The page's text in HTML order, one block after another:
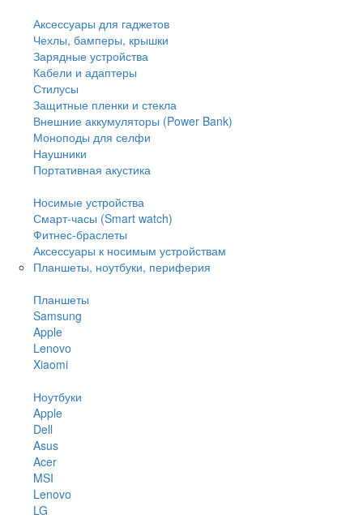
Аксессуары для гаджетов
Чехлы, бамперы, крышки
Зарядные устройства
Кабели и адаптеры
Стилусы
Защитные пленки и стекла
Внешние аккумуляторы (Power Bank)
Моноподы для селфи
Наушники
Портативная акустика
Носимые устройства
Смарт-часы (Smart watch)
Фитнес-браслеты
Аксессуары к носимым устройствам
Планшеты, ноутбуки, периферия
Планшеты
Samsung
Apple
Lenovo
Xiaomi
Ноутбуки
Apple
Dell
Asus
Acer
MSI
Lenovo
LG